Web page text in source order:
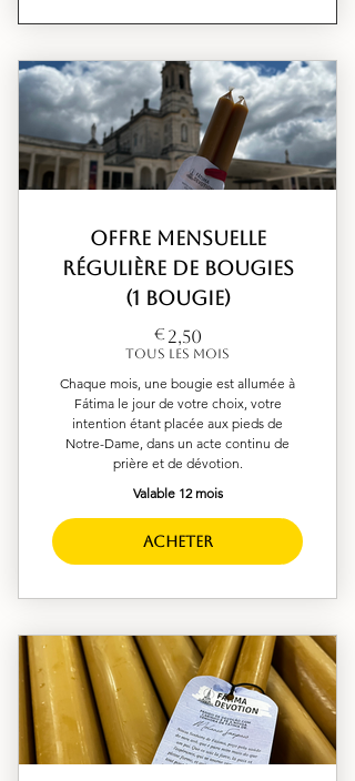
Offre mensuelle
régulière de bougies
(1 bougie)
€ 2,50
Tous les mois
Chaque mois, une bougie est allumée à
Fátima le jour de votre choix, votre
intention étant placée aux pieds de
Notre-Dame, dans un acte continu de
prière et de dévotion.
Valable 12 mois
Acheter